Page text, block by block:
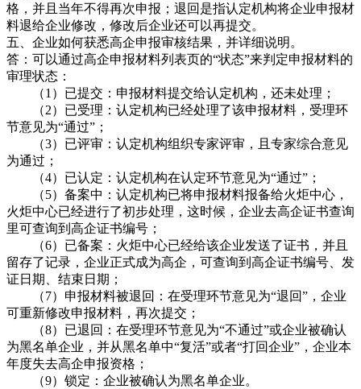
格，并且当年不得再次申报；退回是指认定机构将企业申报材
料退给企业修改，修改后企业还可以再提交。
五、企业如何获悉高企申报审核结果，并详细说明。
答：可以通过高企申报材料列表页的“状态”来判定申报材料的
审理状态：
（1）已提交：申报材料提交给认定机构，还未处理；
（2）已受理：认定机构已经处理了该申报材料，受理环
节意见为“通过”；
（3）已评审：认定机构组织专家评审，且专家综合意见
为通过；
（4）已认定：认定机构在认定环节意见为“通过”；
（5）备案中：认定机构已将申报材料报备给火炬中心，
火炬中心已经进行了初步处理，这时候，企业去高企证书查询
里可查询到高企证书编号；
（6）已备案：火炬中心已经给该企业发送了证书，并且
留存了记录，企业正式成为高企，可查询到高企证书编号、发
证日期、结束日期；
（7）申报材料被退回：在受理环节意见为“退回”，企业
可重新修改申报材料，再次提交；
（8）已退回：在受理环节意见为“不通过”或企业被确认
为黑名单企业，并从黑名单中“复活”或者“打回企业”，企业本
年度失去高企申报资格；
（9）锁定：企业被确认为黑名单企业。